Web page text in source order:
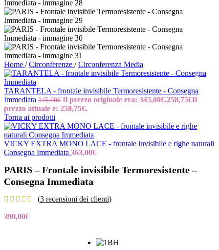
Home / Circonferenze / Circonferenza Media
TARANTELA - frontale invisibile Termoresistente - Consegna
Immediata 345,00€ Il prezzo originale era: 345,00€.258,75€Il
prezzo attuale è: 258,75€.
Torna ai prodotti
VICKY EXTRA MONO LACE - frontale invisibile e righe naturali
Consegna Immediata 363,00€
PARIS – Frontale invisibile Termoresistente –
Consegna Immediata
(3 recensioni dei clienti)
390,00€